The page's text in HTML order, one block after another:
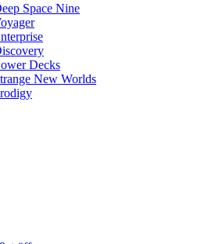
Space Nine
Decks
New Worlds